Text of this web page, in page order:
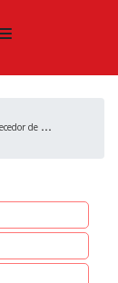
F
ornecedor de tabuleiro de papelão ondulado